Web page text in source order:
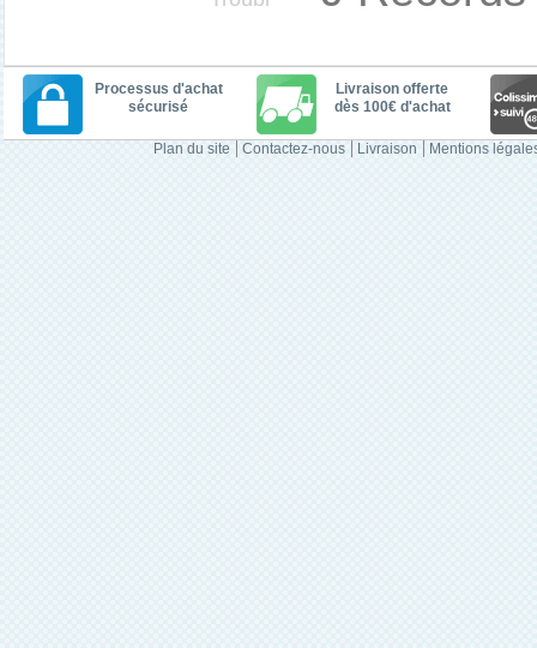
Processus d'achat
sécurisé
Livraison offerte
dès 100€ d'achat
Plan du site Contactez-nous Livraison Mentions